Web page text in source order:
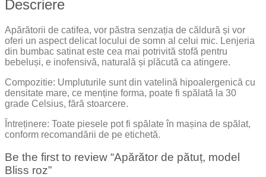
Descriere
Apărătorii de catifea, vor păstra senzația de căldură și vor
oferi un aspect delicat locului de somn al celui mic. Lenjeria
din bumbac satinat este cea mai potrivită stofă pentru
bebeluși, e inofensivă, naturală și plăcută ca atingere.
Compozitie: Umpluturile sunt din vatelină hipoalergenică cu
densitate mare, ce menține forma, poate fi spălată la 30
grade Celsius, fără stoarcere.
Întreținere: Toate piesele pot fi spălate în mașina de spălat,
conform recomandării de pe etichetă.
Be the first to review “Apărător de pătuț, model
Bliss roz”